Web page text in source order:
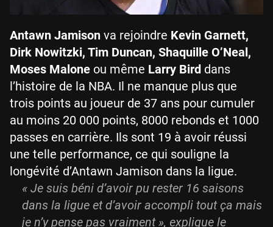
Antawn Jamison va rejoindre Kevin Garnett,
Dirk Nowitzki, Tim Duncan, Shaquille O’Neal,
Moses Malone ou même Larry Bird dans
l’histoire de la NBA. Il ne manque plus que
trois points au joueur de 37 ans pour cumuler
au moins 20 000 points, 8000 rebonds et 1000
passes en carrière. Ils sont 19 à avoir réussi
une telle performance, ce qui souligne la
longévité d’Antawn Jamison dans la ligue.
« Je suis béni d’avoir pu rester 16 saisons
dans la ligue et d’avoir accompli tout ça mais
je n’y pense pas vraiment », explique le